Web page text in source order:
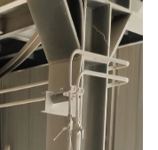
行业资讯
公司新闻
人才招聘